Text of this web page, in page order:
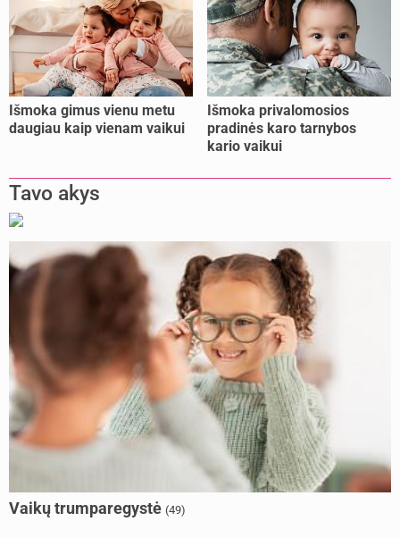
Išmoka gimus vienu metu
daugiau kaip vienam vaikui
Išmoka privalomosios
pradinės karo tarnybos
kario vaikui
Tavo akys
Vaikų trumparegystė (49)